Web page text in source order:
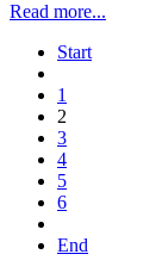
Read more...
Start
1
2
3
4
5
6
End